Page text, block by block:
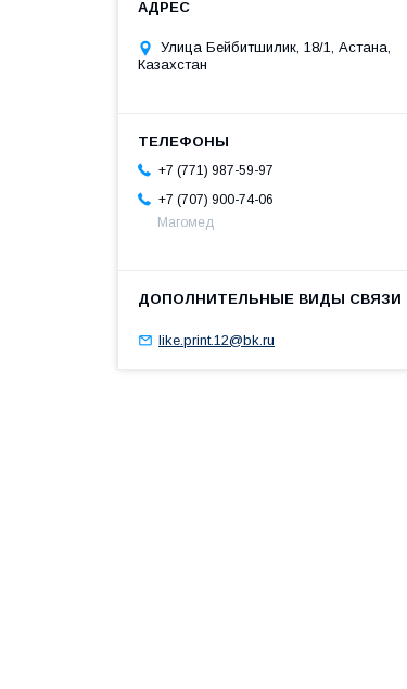
Улица Бейбитшилик, 18/1, Астана,
Казахстан
+7 (771) 987-59-97
+7 (707) 900-74-06
Магомед
like.print.12@bk.ru